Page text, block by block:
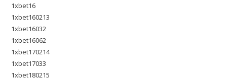
1xbet16
1xbet160213
1xbet16032
1xbet16062
1xbet170214
1xbet17033
1xbet180215